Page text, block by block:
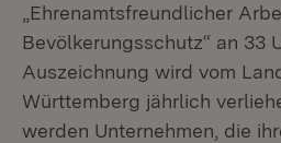
„Ehrenamtsfreundlicher
Bevölkerungsschutz“ an 33
Auszeichnung wird vom
Württemberg jährlich
werden Unternehmen, die